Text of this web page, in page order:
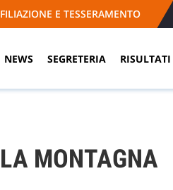
E TESSERAMENTO
NEWS SEGRETERIA RISULTATI
MONTAGNA